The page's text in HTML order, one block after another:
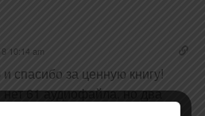
10:14 am
спасибо за ценную книгу!
61 аудиофайла, но два